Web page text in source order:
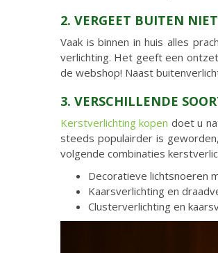
2. VERGEET BUITEN NIET
Vaak is binnen in huis alles
verlichting. Het geeft een
de webshop! Naast
3. VERSCHILLENDE
Kerstverlichting kopen doet u
steeds populairder is
volgende combinaties
Decoratieve lichtsnoeren
Kaarsverlichting en
Clusterverlichting en